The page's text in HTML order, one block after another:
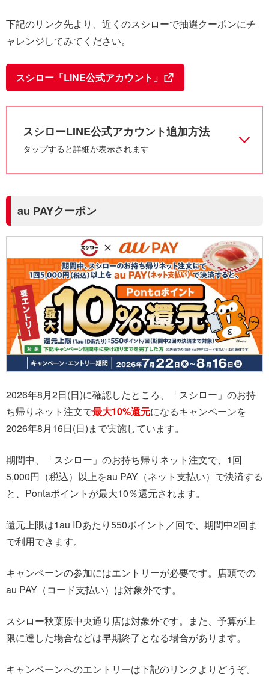
下記のリンク先より、近くのスシローで抽選クーポンにチ
ャレンジしてみてください。
スシロー「LINE公式アカウント」
スシローLINE公式アカウント追加方法
タップすると詳細が表示されます
au PAYクーポン
2026年8月2日(日)に確認したところ、「スシロー」のお持
ち帰りネット注文で最大10%還元になるキャンペーンを
2026年8月16日(日)まで実施しています。
期間中、「スシロー」のお持ち帰りネット注文で、1回
5,000円（税込）以上をau PAY（ネット支払い）で決済する
と、Pontaポイントが最大10％還元されます。
還元上限は1au IDあたり550ポイント／回で、期間中2回ま
で利用できます。
キャンペーンの参加にはエントリーが必要です。店頭での
au PAY（コード支払い）は対象外です。
スシロー秋葉原中央通り店は対象外です。また、予算が上
限に達した場合などは早期終了となる場合があります。
キャンペーンへのエントリーは下記のリンクよりどうぞ。